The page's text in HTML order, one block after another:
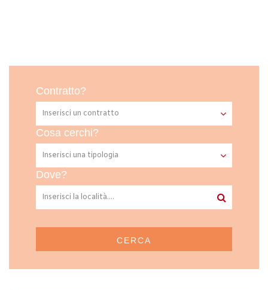
Contratto?
Cosa cerchi?
Dove?
CERCA